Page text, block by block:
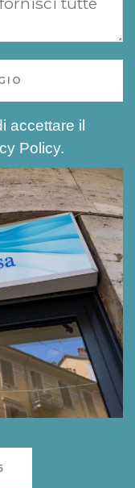
accettare il
Policy.